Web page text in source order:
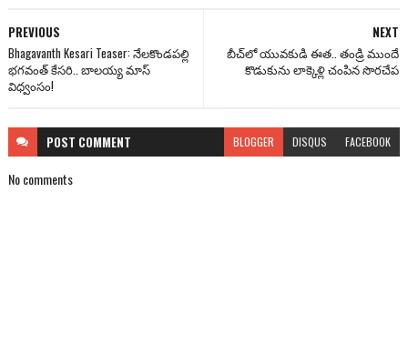
NEXT
బీచ్‌లో యువకుడి ఈత.. తండ్రి ముందే
కొడుకును లాక్కెళ్లి చంపిన సొరచేప
PREVIOUS
Bhagavanth Kesari Teaser: నేలకొండపల్లి
భగవంత్ కేసరి.. బాలయ్య మాస్
విధ్వంసం!
POST COMMENT BLOGGER DISQUS FACEBOOK
No comments